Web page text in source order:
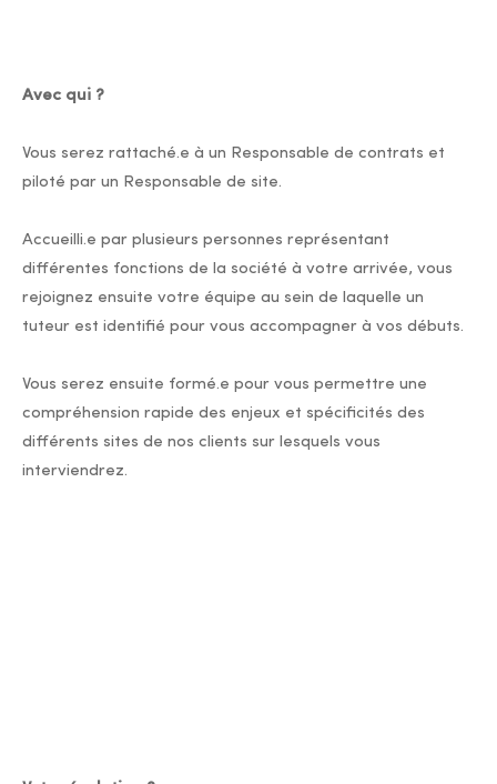
Avec qui ?
Vous serez rattaché.e à un Responsable de contrats et
piloté par un Responsable de site.
Accueilli.e par plusieurs personnes représentant
différentes fonctions de la société à votre arrivée, vous
rejoignez ensuite votre équipe au sein de laquelle un
tuteur est identifié pour vous accompagner à vos débuts.
Vous serez ensuite formé.e pour vous permettre une
compréhension rapide des enjeux et spécificités des
différents sites de nos clients sur lesquels vous
interviendrez.